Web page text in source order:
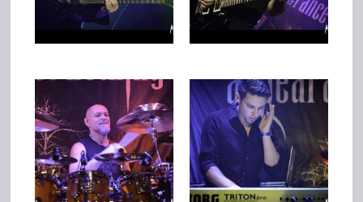
Join Us
Support Us
Kalender